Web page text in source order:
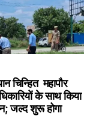
चिन्हित महापौर
के साथ किया
जल्द शुरू होगा